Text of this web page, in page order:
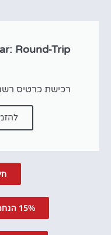
Round-Trip
רכישת כרטיס
15% הנחה ב-Booking.com